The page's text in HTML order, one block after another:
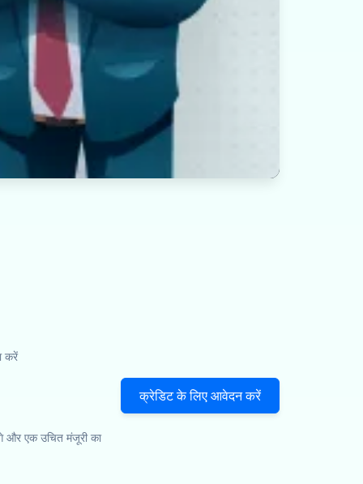
करें
एक उचित मंजूरी का
क्रेडिट के लिए आवेदन करें